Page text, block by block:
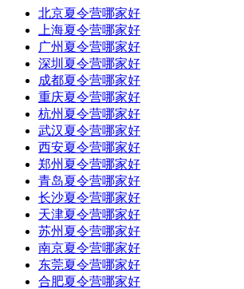
北京夏令营哪家好
上海夏令营哪家好
广州夏令营哪家好
深圳夏令营哪家好
成都夏令营哪家好
重庆夏令营哪家好
杭州夏令营哪家好
武汉夏令营哪家好
西安夏令营哪家好
郑州夏令营哪家好
青岛夏令营哪家好
长沙夏令营哪家好
天津夏令营哪家好
苏州夏令营哪家好
南京夏令营哪家好
东莞夏令营哪家好
合肥夏令营哪家好